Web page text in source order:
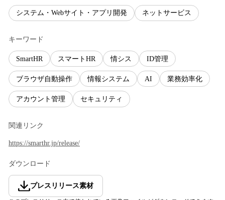
システム・Webサイト・アプリ開発 ネットサービス
キーワード
SmartHR スマートHR 情シス ID管理
ブラウザ自動操作 情報システム AI 業務効率化
アカウント管理 セキュリティ
関連リンク
https://smarthr.jp/release/
ダウンロード
プレスリリース素材